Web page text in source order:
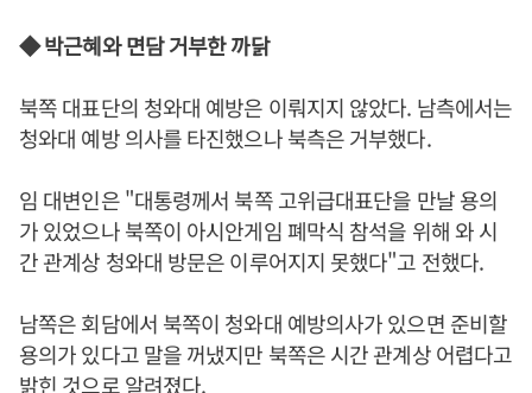
◆ 박근혜와 면담 거부한 까닭
북쪽 대표단의 청와대 예방은 이뤄지지 않았다. 남측에서는
청와대 예방 의사를 타진했으나 북측은 거부했다.
임 대변인은 "대통령께서 북쪽 고위급대표단을 만날 용의
가 있었으나 북쪽이 아시안게임 폐막식 참석을 위해 와 시
간 관계상 청와대 방문은 이루어지지 못했다"고 전했다.
남쪽은 회담에서 북쪽이 청와대 예방의사가 있으면 준비할
용의가 있다고 말을 꺼냈지만 북쪽은 시간 관계상 어렵다고
밝힌 것으로 알려졌다.